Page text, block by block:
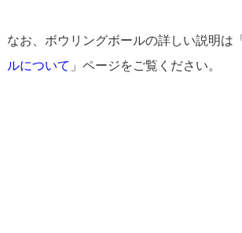
なお、ボウリングボールの詳しい説明は「
ルについて 」ページをご覧ください。